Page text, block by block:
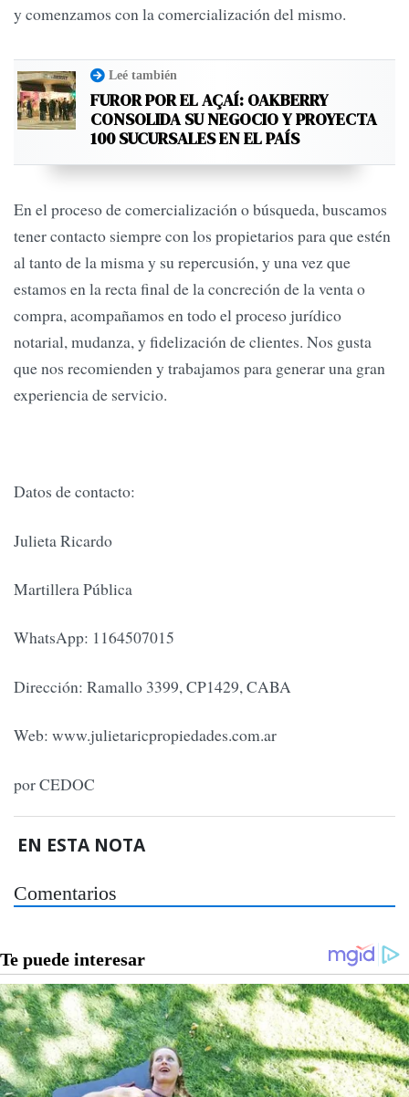
y comenzamos con la comercialización del mismo.
Leé también
FUROR POR EL AÇAÍ: OAKBERRY
CONSOLIDA SU NEGOCIO Y PROYECTA
100 SUCURSALES EN EL PAÍS
En el proceso de comercialización o búsqueda, buscamos
tener contacto siempre con los propietarios para que estén
al tanto de la misma y su repercusión, y una vez que
estamos en la recta final de la concreción de la venta o
compra, acompañamos en todo el proceso jurídico
notarial, mudanza, y fidelización de clientes. Nos gusta
que nos recomienden y trabajamos para generar una gran
experiencia de servicio.
Datos de contacto:
Julieta Ricardo
Martillera Pública
WhatsApp: 1164507015
Dirección: Ramallo 3399, CP1429, CABA
Web: www.julietaricpropiedades.com.ar
por CEDOC
EN ESTA NOTA
Comentarios